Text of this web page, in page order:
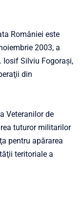
României este
2003, a
Iosif Silviu Fogoraşi,
din
Veteranilor de
tuturor militarilor
pentru apărarea
teritoriale a